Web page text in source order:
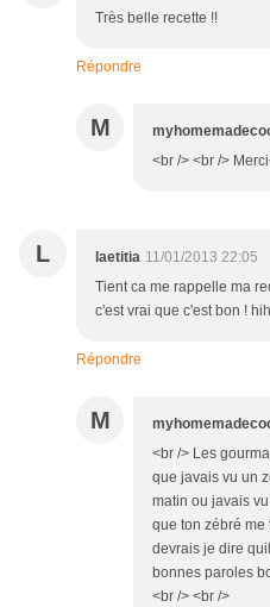
Très belle recette !!
Répondre
M
<br /> <br />
L laetitia 11/01/2013 22:05
Tient ca me rappelle ma
c'est vrai que c'est bon !
Répondre
M
<br /> Les
que javais vu un
matin ou javais
que ton zébré me
devrais je dire
bonnes paroles
<br /> <br />